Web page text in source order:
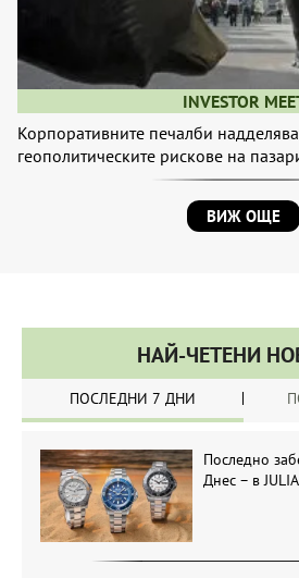
INVESTOR
Корпоративните печалби
геополитическите рискове на
ВИЖ ОЩЕ
НАЙ-ЧЕТЕНИ
ПОСЛЕДНИ 7 ДНИ
Последно
Днес – в